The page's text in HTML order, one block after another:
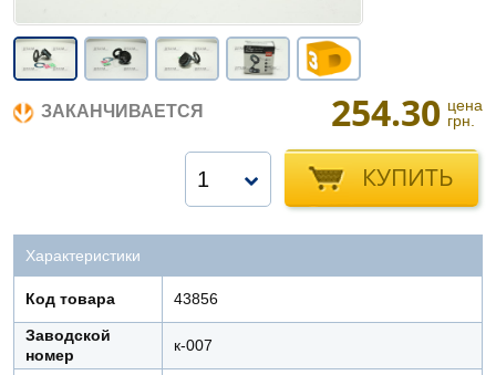
ЗАКАНЧИВАЕТСЯ 254.30 цена
грн.
КУПИТЬ
1
Характеристики
Код товара 43856
Заводской
номер
к-007